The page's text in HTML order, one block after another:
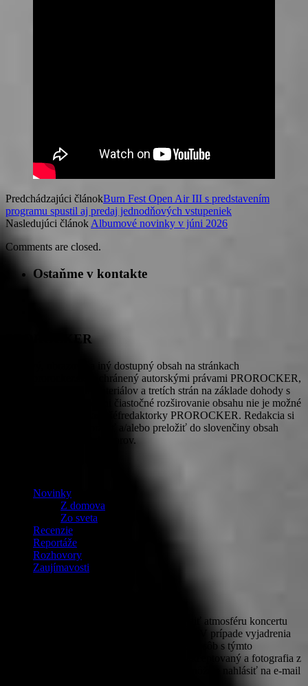
Predchádzajúci článokBurn Fest Open Air III s predstavením
programu spustil aj predaj jednodňových vstupeniek
Nasledujúci článok Albumové novinky v júni 2026
Comments are closed.
Ostaňme v kontakte
PROROCKER
Textový, obrazový a iný dostupný obsah na stránkach
www.prorocker.sk je chránený autorskými právami PROROCKER,
autorov pôvodných materiálov a tretích strán na základe dohody s
redakciou. Doslovné ani čiastočné rozširovanie obsahu nie je možné
bez písomného súhlasu šéfredaktorky PROROCKER. Redakcia si
vyhradzuje právo upraviť a/alebo preložiť do slovenčiny obsah
tlačových správ a rozhovorov.
Novinky
Z domova
Zo sveta
Recenzie
Reportáže
Rozhovory
Zaujímavosti
PROROCKER v snahe čo najlepšie zachytiť atmosféru koncertu
zhotovuje a uverejňuje aj fotografie publika. V prípade vyjadrenia
nesúhlasu zúčastnených odfotografovaných osôb s týmto
zverejňovaním bude nesúhlas tejto osoby akceptovaný a fotografia z
webového priestoru odstránená. Nesúhlas môžete nahlásiť na e-mail